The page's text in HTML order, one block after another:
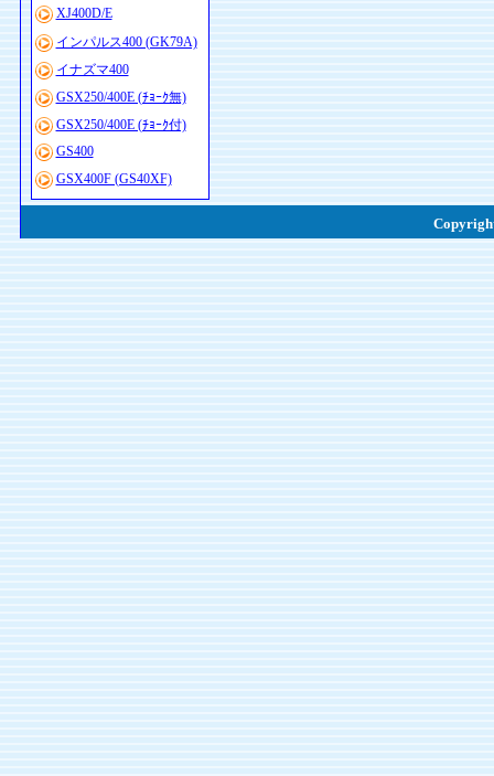
XJ400D/E
インパルス400 (GK79A)
イナズマ400
GSX250/400E (ﾁｮｰｸ無)
GSX250/400E (ﾁｮｰｸ付)
GS400
GSX400F (GS40XF)